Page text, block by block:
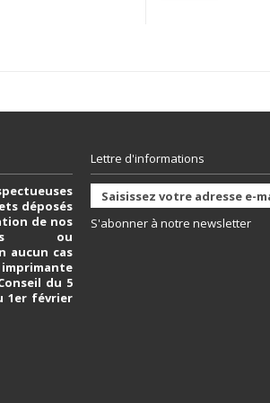
Lettre d'informations
S'abonner à notre newsletter
déposés
de nos
ou
aucun cas
du 5
1er février